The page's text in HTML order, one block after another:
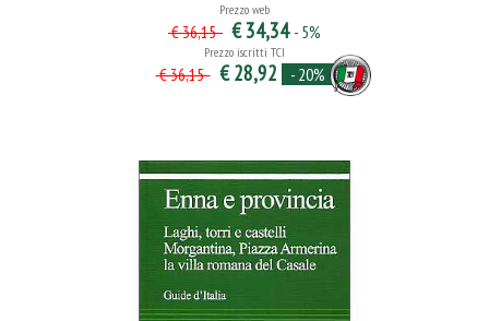
Prezzo web
€ 36,15 € 34,34 - 5%
Prezzo iscritti TCI
€ 36,15 € 28,92 - 20%